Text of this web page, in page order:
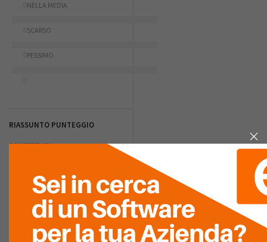
NELLA MEDIA
SCARSO
PESSIMO
RIASSUNTO PUNTEGGIO
COMPETENZA
RAPIDITÀ
D'INSTALLAZIONE